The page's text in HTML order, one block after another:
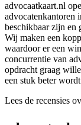
advocaatkaart.nl
advocatenkantoren
beschikbaar zijn en
Wij maken een
waardoor er een
concurrentie van
opdracht graag
een stuk beter
Lees de recensies